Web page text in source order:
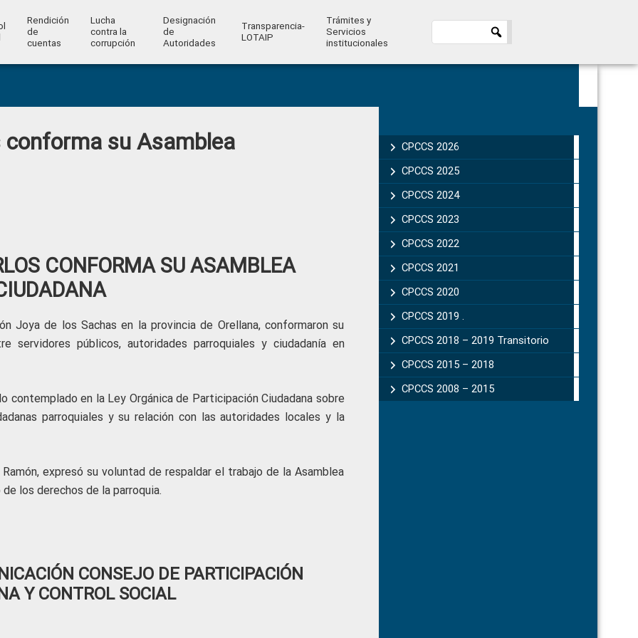
Rendición
de
cuentas
Lucha
contra la
corrupción
Designación
de
Autoridades
Transparencia-
LOTAIP
Trámites y
Servicios
institucionales
conforma su Asamblea
CONFORMA SU ASAMBLEA
Joya de los Sachas en la provincia de Orellana, conformaron su
servidores públicos, autoridades parroquiales y ciudadanía en
contemplado en la Ley Orgánica de Participación Ciudadana sobre
parroquiales y su relación con las autoridades locales y la
expresó su voluntad de respaldar el trabajo de la Asamblea
los derechos de la parroquia.
CONSEJO DE PARTICIPACIÓN
Y CONTROL SOCIAL
Sidebar
CPCCS 2026
CPCCS 2025
CPCCS 2024
CPCCS 2023
CPCCS 2022
CPCCS 2021
CPCCS 2020
CPCCS 2019 .
CPCCS 2018 – 2019 Transitorio
CPCCS 2015 – 2018
CPCCS 2008 – 2015